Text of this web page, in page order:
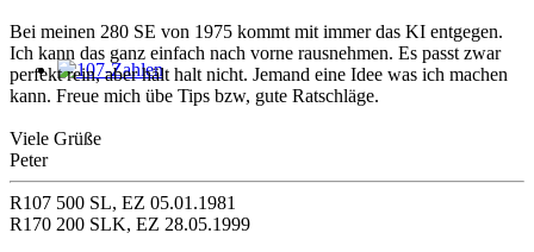
107-Zahlen
Bei meinen 280 SE von 1975 kommt mit immer das KI entgegen.
Ich kann das ganz einfach nach vorne rausnehmen. Es passt zwar
perfekt rein, aber hält halt nicht. Jemand eine Idee was ich machen
kann. Freue mich übe Tips bzw, gute Ratschläge.
Viele Grüße
Peter
R107 500 SL, EZ 05.01.1981
R170 200 SLK, EZ 28.05.1999